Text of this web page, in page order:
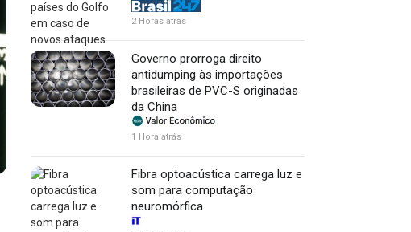
2 Horas atrás
Governo prorroga direito
antidumping às importações
brasileiras de PVC-S originadas
da China
1 Hora atrás
Fibra optoacústica carrega luz e
som para computação
neuromórfica